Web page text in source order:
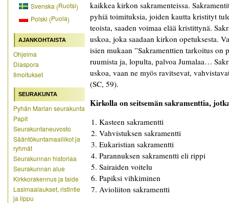
Svenska(Ruotsi)
Polski (Puola)
AJANKOHTAISTA
Ohjelma
Diaspora
Ilmoitukset
SEURAKUNTA
Pyhän Marian seurakunta
Papit
Seurakuntaneuvosto
Sääntökuntamaallikot ja
ryhmät
Seurakunnan historiaa
Seurakunnan alue
Kirkkorakennus ja taide
Lasimaalaukset, ristintie
ja lippu
kaikkea kirkon sakramenteissa.
pyhiä toimituksia, joiden kautta kristityt
teoista, saaden voimaa elää kristittynä.
uskoa, joka saadaan kirkon opetuksesta.
isien mukaan ”Sakramenttien tarkoitus on
ruumista ja, lopulta, palvoa Jumalaa…
uskoa, vaan ne myös ravitsevat,
(SC, 59).
Kirkolla on seitsemän sakramenttia,
Kasteen sakramentti
Vahvistuksen sakramentti
Eukaristian sakramentti
Parannuksen sakramentti eli rippi
Sairaiden voitelu
Papiksi vihkiminen
Avioliiton sakramentti